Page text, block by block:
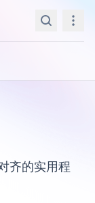
Search
齐的实用程